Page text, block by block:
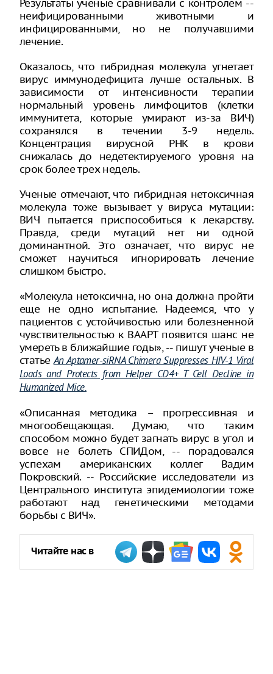
Результаты ученые сравнивали с контролем --
неифицированными животными и
инфицированными, но не получавшими
лечение.
Оказалось, что гибридная молекула угнетает
вирус иммунодефицита лучше остальных. В
зависимости от интенсивности терапии
нормальный уровень лимфоцитов (клетки
иммунитета, которые умирают из-за ВИЧ)
сохранялся в течении 3-9 недель.
Концентрация вирусной РНК в крови
снижалась до недетектируемого уровня на
срок более трех недель.
Ученые отмечают, что гибридная нетоксичная
молекула тоже вызывает у вируса мутации:
ВИЧ пытается приспособиться к лекарству.
Правда, среди мутаций нет ни одной
доминантной. Это означает, что вирус не
сможет научиться игнорировать лечение
слишком быстро.
«Молекула нетоксична, но она должна пройти
еще не одно испытание. Надеемся, что у
пациентов с устойчивостью или болезненной
чувствительностью к ВААРТ появится шанс не
умереть в ближайшие годы», -- пишут ученые в
статьеAn Aptamer-siRNA Chimera Suppresses HIV-1 Viral
Loads and Protects from Helper CD4+ T Cell Decline in
Humanized Mice.
«Описанная методика – прогрессивная и
многообещающая. Думаю, что таким
способом можно будет загнать вирус в угол и
вовсе не болеть СПИДом, -- порадовался
успехам американских коллег Вадим
Покровский. -- Российские исследователи из
Центрального института эпидемиологии тоже
работают над генетическими методами
борьбы с ВИЧ».
Читайте нас в